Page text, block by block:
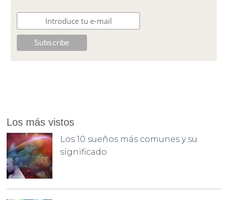
Los más vistos
Los 10 sueños más comunes y su
significado